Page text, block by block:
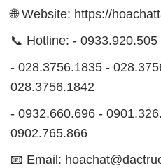
🌐 Website: https://
📞 Hotline: -
- 028.3756.1835 -
028.3756.1842
- 0932.660.696 -
0902.765.866
📧 Email: